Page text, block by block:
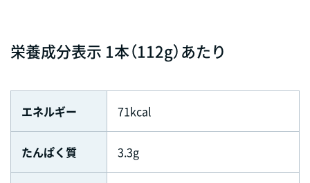
栄養成分表示 1本（112g）あたり
エネルギー 71kcal
たんぱく質 3.3g